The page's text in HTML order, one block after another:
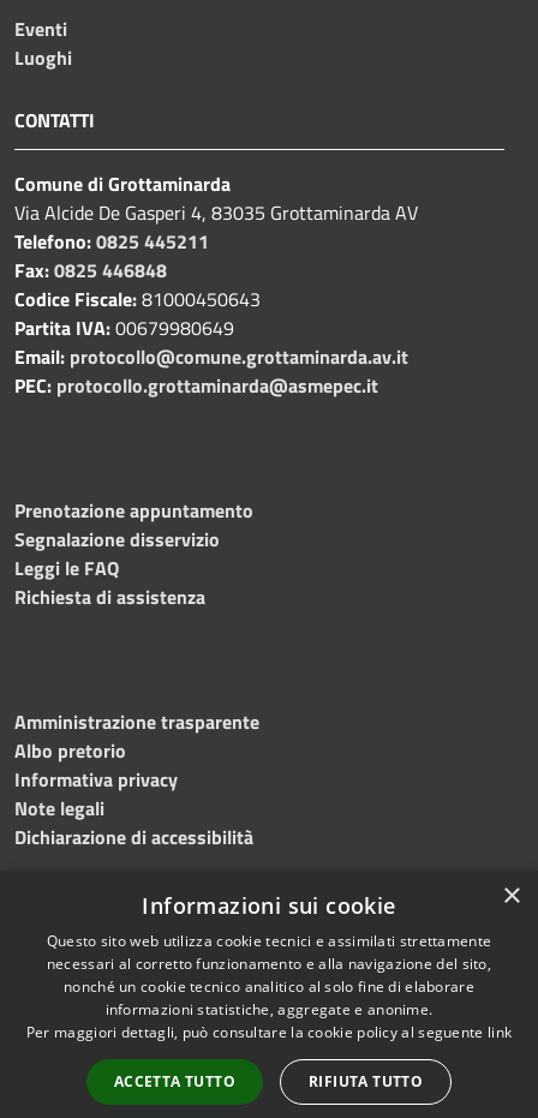
Eventi
Luoghi
CONTATTI
Comune di Grottaminarda
Via Alcide De Gasperi 4, 83035 Grottaminarda AV
Telefono:0825 445211
Fax:0825 446848
Codice Fiscale:81000450643
Partita IVA:00679980649
Email: protocollo@comune.grottaminarda.av.it
PEC: protocollo.grottaminarda@asmepec.it
Prenotazione appuntamento
Segnalazione disservizio
Leggi le FAQ
Richiesta di assistenza
Amministrazione trasparente
Albo pretorio
Informativa privacy
Note legali
Dichiarazione di accessibilità
RSS
Accessibilità
Cookie
Mappa del sito
Numeri utili
Copyright © 2024 •
Comune diGrottaminarda
• Powered byMunicipium
•Redazione
×
Informazioni sui cookie
Questo sito web utilizza cookie tecnici e assimilati strettamente
necessari al corretto funzionamento e alla navigazione del sito,
nonché un cookie tecnico analitico al solo fine di elaborare
informazioni statistiche, aggregate e anonime.
Per maggiori dettagli, può consultare la cookie policy al seguente link
ACCETTA TUTTO RIFIUTA TUTTO